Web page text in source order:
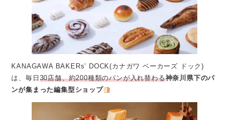
KANAGAWA BAKERs’ DOCK(カナガワ ベーカーズ ドック)
は、毎日 30店舗、約200種類のパンが入れ替わる神奈川県下のパ
ンが集まった編集型ショップ